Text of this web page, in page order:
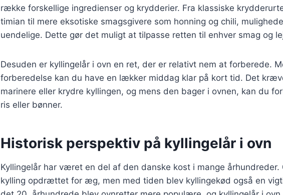
række forskellige ingredienser og krydderier. Fra klassiske
timian til mere eksotiske smagsgivere som honning og chili,
uendelige. Dette gør det muligt at tilpasse retten til enhver smag og
Desuden er kyllingelår i ovn en ret, der er relativt nem at forberede.
forberedelse kan du have en lækker middag klar på kort tid. Det
marinere eller krydre kyllingen, og mens den bager i ovnen, kan du
ris eller bønner.
Historisk perspektiv på kyllingelår i ovn
Kyllingelår har været en del af den danske kost i mange århundreder.
kylling opdrættet for æg, men med tiden blev kyllingekød også en